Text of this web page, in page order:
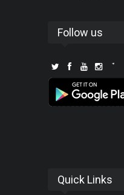
Follow us
Quick Links